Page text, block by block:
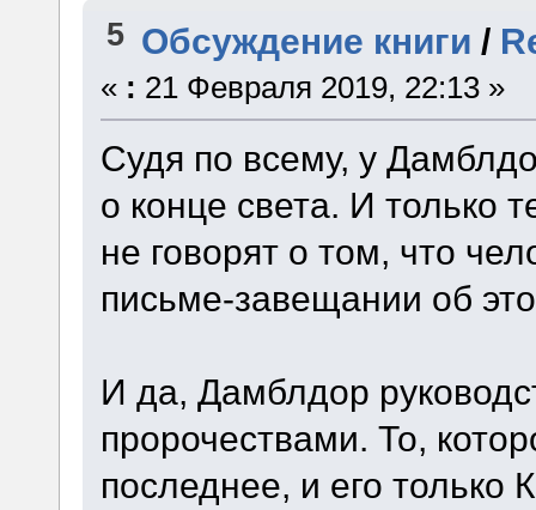
5 Обсуждение книги /
« : 21 Февраля 2019, 22:13 »
Судя по всему, у
о конце света. И только
не говорят о том, что
письме-завещании об
И да, Дамблдор
пророчествами. То,
последнее, и его